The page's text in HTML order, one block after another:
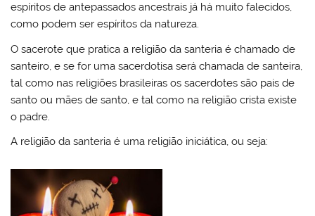
espíritos de antepassados ancestrais já há muito falecidos,
como podem ser espíritos da natureza.
O sacerote que pratica a religião da santeria é chamado de
santeiro, e se for uma sacerdotisa será chamada de santeira,
tal como nas religiões brasileiras os sacerdotes são pais de
santo ou mães de santo, e tal como na religião crista existe
o padre.
A religião da santeria é uma religião iniciática, ou seja: